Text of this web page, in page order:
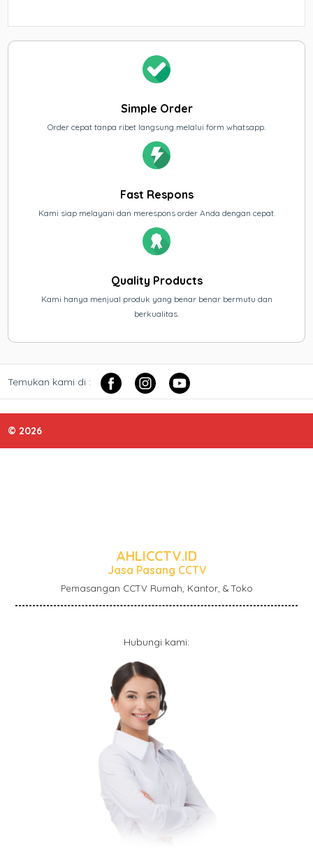
Simple Order
Order cepat tanpa ribet langsung melalui form whatsapp.
Fast Respons
Kami siap melayani dan merespons order Anda dengan cepat.
Quality Products
Kami hanya menjual produk yang benar benar bermutu dan
berkualitas.
Temukan kami di :
© 2026
AHLICCTV.ID
Jasa Pasang CCTV
Pemasangan CCTV Rumah, Kantor, & Toko
Hubungi kami: